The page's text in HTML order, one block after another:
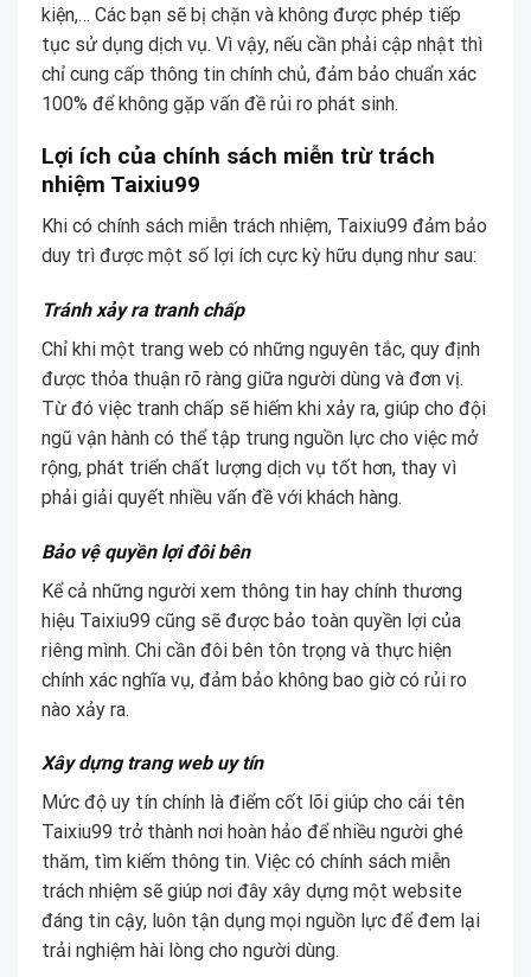
kiện,… Các bạn sẽ bị chặn và không được phép tiếp
tục sử dụng dịch vụ. Vì vậy, nếu cần phải cập nhật thì
chỉ cung cấp thông tin chính chủ, đảm bảo chuẩn xác
100% để không gặp vấn đề rủi ro phát sinh.
Lợi ích của chính sách miễn trừ trách
nhiệm Taixiu99
Khi có chính sách miễn trách nhiệm, Taixiu99 đảm bảo
duy trì được một số lợi ích cực kỳ hữu dụng như sau:
Tránh xảy ra tranh chấp
Chỉ khi một trang web có những nguyên tắc, quy định
được thỏa thuận rõ ràng giữa người dùng và đơn vị.
Từ đó việc tranh chấp sẽ hiếm khi xảy ra, giúp cho đội
ngũ vận hành có thể tập trung nguồn lực cho việc mở
rộng, phát triển chất lượng dịch vụ tốt hơn, thay vì
phải giải quyết nhiều vấn đề với khách hàng.
Bảo vệ quyền lợi đôi bên
Kể cả những người xem thông tin hay chính thương
hiệu Taixiu99 cũng sẽ được bảo toàn quyền lợi của
riêng mình. Chi cần đôi bên tôn trọng và thực hiện
chính xác nghĩa vụ, đảm bảo không bao giờ có rủi ro
nào xảy ra.
Xây dựng trang web uy tín
Mức độ uy tín chính là điểm cốt lõi giúp cho cái tên
Taixiu99 trở thành nơi hoàn hảo để nhiều người ghé
thăm, tìm kiếm thông tin. Việc có chính sách miễn
trách nhiệm sẽ giúp nơi đây xây dựng một website
đáng tin cậy, luôn tận dụng mọi nguồn lực để đem lại
trải nghiệm hài lòng cho người dùng.